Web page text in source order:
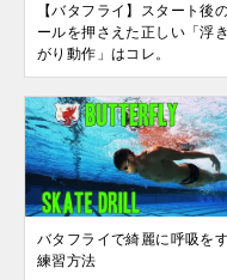
【バタフライ】スタート後
ールを押さえた正しい「浮
がり動作」はコレ。
バタフライで綺麗に呼吸を
練習方法